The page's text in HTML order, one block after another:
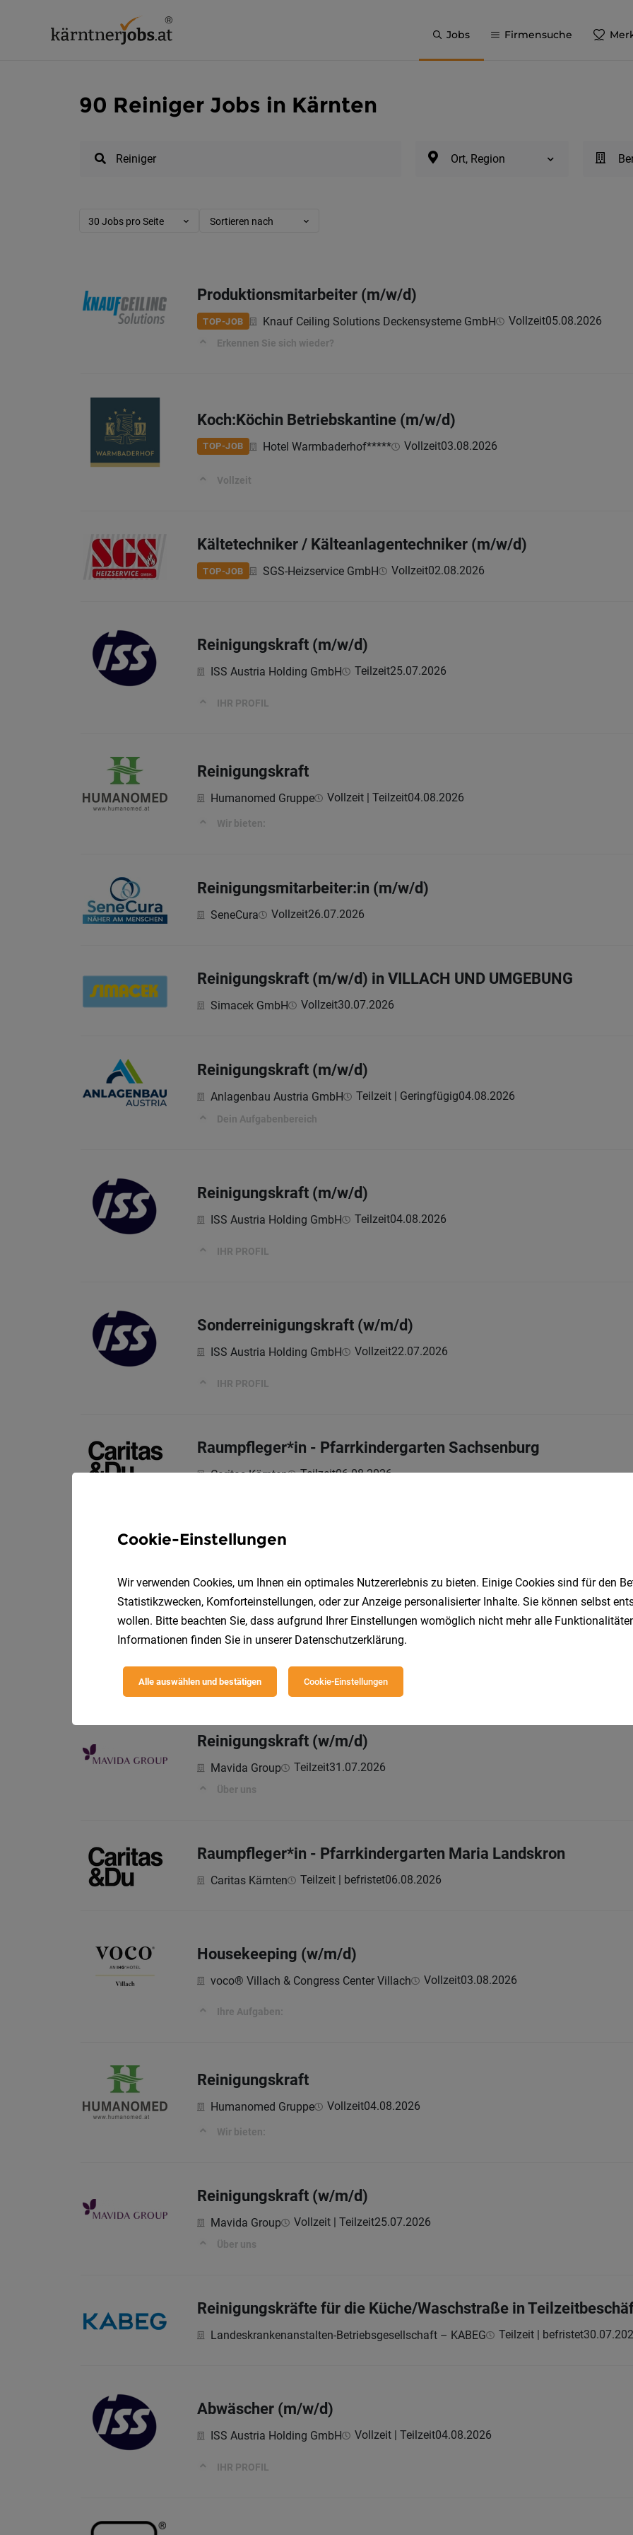
Jobs Firmensuche
90 Reiniger Jobs in Kärnten
Ort, Region
30 Jobs pro Seite Sortieren nach
Produktionsmitarbeiter (m/w/d)
TOP-JOB Knauf Ceiling Solutions Deckensysteme GmbH Vollzeit05.08.2026
Erkennen Sie sich wieder?
Koch:Köchin Betriebskantine (m/w/d)
TOP-JOB Hotel Warmbaderhof***** Vollzeit03.08.2026
Vollzeit
Kältetechniker / Kälteanlagentechniker (m/w/d)
TOP-JOB SGS-Heizservice GmbH Vollzeit02.08.2026
Reinigungskraft (m/w/d)
ISS Austria Holding GmbH Teilzeit25.07.2026
IHR PROFIL
Reinigungskraft
Humanomed Gruppe Vollzeit | Teilzeit04.08.2026
Wir bieten:
Reinigungsmitarbeiter:in (m/w/d)
SeneCura Vollzeit26.07.2026
Reinigungskraft (m/w/d) in VILLACH UND UMGEBUNG
Simacek GmbH Vollzeit30.07.2026
Reinigungskraft (m/w/d)
Anlagenbau Austria GmbH Teilzeit | Geringfügig04.08.2026
Dein Aufgabenbereich
Reinigungskraft (m/w/d)
ISS Austria Holding GmbH Teilzeit04.08.2026
IHR PROFIL
Sonderreinigungskraft (w/m/d)
ISS Austria Holding GmbH Vollzeit22.07.2026
IHR PROFIL
Raumpfleger*in - Pfarrkindergarten Sachsenburg
Caritas Kärnten Teilzeit06.08.2026
Reinigungs- Küchenhilfskraft
Reinigungskräfte für die Haus- und Büroreinigung
Dein Job
Reinigungskraft (w/m/d)
Mavida Group Teilzeit31.07.2026
Über uns
Raumpfleger*in - Pfarrkindergarten Maria Landskron
Caritas Kärnten Teilzeit | befristet06.08.2026
Housekeeping (w/m/d)
voco® Villach & Congress Center Villach Vollzeit03.08.2026
Ihre Aufgaben:
Reinigungskraft
Humanomed Gruppe Vollzeit04.08.2026
Wir bieten:
Reinigungskraft (w/m/d)
Mavida Group Vollzeit | Teilzeit25.07.2026
Über uns
Reinigungskräfte für die Küche/Waschstraße in
Landeskrankenanstalten-Betriebsgesellschaft – KABEG Teilzeit | befristet
Abwäscher (m/w/d)
ISS Austria Holding GmbH Vollzeit | Teilzeit04.08.2026
IHR PROFIL
Cookie-Einstellungen
Wir verwenden Cookies, um Ihnen ein optimales Nutzererlebnis zu bieten. Einige Cookies sind für den
Statistikzwecken, Komforteinstellungen, oder zur Anzeige personalisierter Inhalte. Sie können selbst
wollen. Bitte beachten Sie, dass aufgrund Ihrer Einstellungen womöglich nicht mehr alle
Informationen finden Sie in unserer Datenschutzerklärung.
Alle auswählen und bestätigen Cookie-Einstellungen